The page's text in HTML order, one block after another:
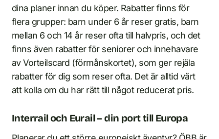
dina planer innan du köper. Rabatter finns för
flera grupper: barn under 6 år reser gratis, barn
mellan 6 och 14 år reser ofta till halvpris, och det
finns även rabatter för seniorer och innehavare
av Vorteilscard (förmånskortet), som ger rejäla
rabatter för dig som reser ofta. Det är alltid värt
att kolla om du har rätt till något reducerat pris.
Interrail och Eurail – din port till Europa